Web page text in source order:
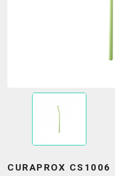
CURAPROX CS1006